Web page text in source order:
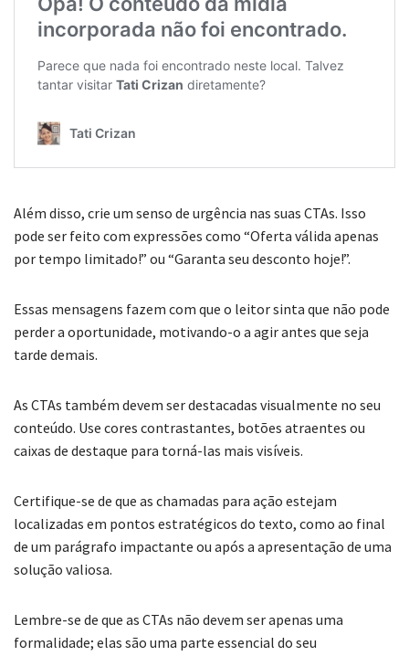
Além disso, crie um senso de urgência nas suas CTAs. Isso
pode ser feito com expressões como “Oferta válida apenas
por tempo limitado!” ou “Garanta seu desconto hoje!”.
Essas mensagens fazem com que o leitor sinta que não pode
perder a oportunidade, motivando-o a agir antes que seja
tarde demais.
As CTAs também devem ser destacadas visualmente no seu
conteúdo. Use cores contrastantes, botões atraentes ou
caixas de destaque para torná-las mais visíveis.
Certifique-se de que as chamadas para ação estejam
localizadas em pontos estratégicos do texto, como ao final
de um parágrafo impactante ou após a apresentação de uma
solução valiosa.
Lembre-se de que as CTAs não devem ser apenas uma
formalidade; elas são uma parte essencial do seu